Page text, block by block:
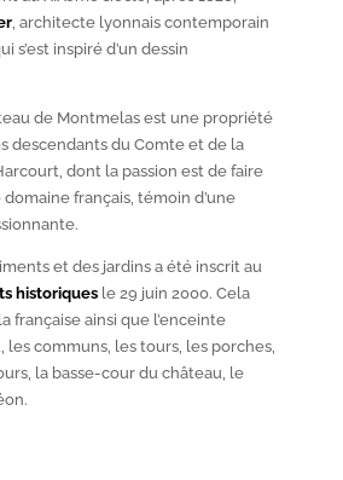
, architecte lyonnais contemporain
s’est inspiré d’un dessin
de Montmelas est une propriété
descendants du Comte et de la
dont la passion est de faire
français, témoin d’une
et des jardins a été inscrit au
historiquesle 29 juin 2000. Cela
française ainsi que l’enceinte
les communs, les tours, les porches,
la basse-cour du château, le